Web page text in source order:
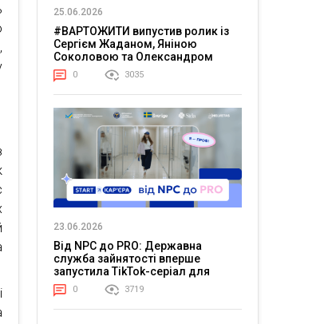
25.06.2026
#ВАРТОЖИТИ випустив ролик із
Сергієм Жаданом, Яніною
Соколовою та Олександром
Тереном про життя в постійній
напрузі
0 3035
23.06.2026
Від NPC до PRO: Державна
служба зайнятості вперше
запустила TikTok-серіал для
молоді
0 3719